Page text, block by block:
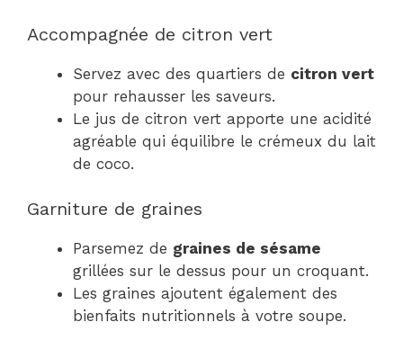
Accompagnée de citron vert
Servez avec des quartiers de citron vert
pour rehausser les saveurs.
Le jus de citron vert apporte une acidité
agréable qui équilibre le crémeux du lait
de coco.
Garniture de graines
Parsemez de graines de sésame
grillées sur le dessus pour un croquant.
Les graines ajoutent également des
bienfaits nutritionnels à votre soupe.